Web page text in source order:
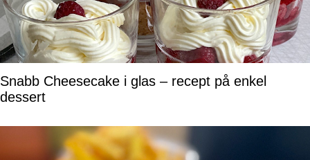
Snabb Cheesecake i glas – recept på enkel
dessert